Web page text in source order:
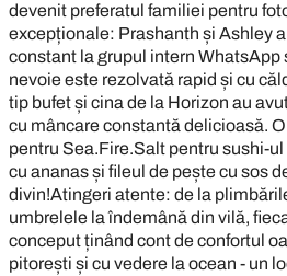
devenit preferatul familiei pentru
excepționale: Prashanth și Ashley
constant la grupul intern WhatsApp
nevoie este rezolvată rapid și cu
tip bufet și cina de la Horizon au
cu mâncare constantă delicioasă.
pentru Sea.Fire.Salt pentru sushi-
cu ananas și fileul de pește cu sos
divin!Atingeri atente: de la
umbrelele la îndemână din vilă,
conceput ținând cont de confortul
pitorești și cu vedere la ocean - un